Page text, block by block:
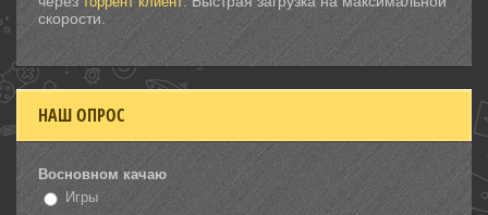
скорости.
НАШ ОПРОС
Восновном качаю
Игры